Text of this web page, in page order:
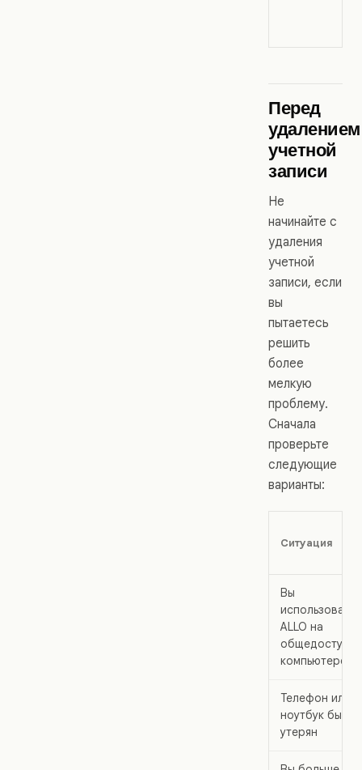
Перед
удалением
учетной
записи
Не
начинайте с
удаления
учетной
записи, если
вы
пытаетесь
решить
более
мелкую
проблему.
Сначала
проверьте
следующие
варианты:
Ситуация
Вы
использовали
ALLO на
компьютере
Телефон или
ноутбук был
утерян